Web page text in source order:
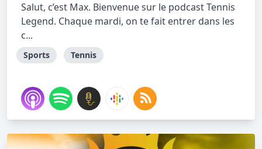
Salut, c’est Max. Bienvenue sur le podcast Tennis
Legend. Chaque mardi, on te fait entrer dans les
c...
Sports Tennis